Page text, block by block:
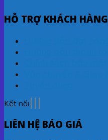
HỖ TRỢ KHÁCH HÀNG
Kết nối
LIÊN HỆ BÁO GIÁ